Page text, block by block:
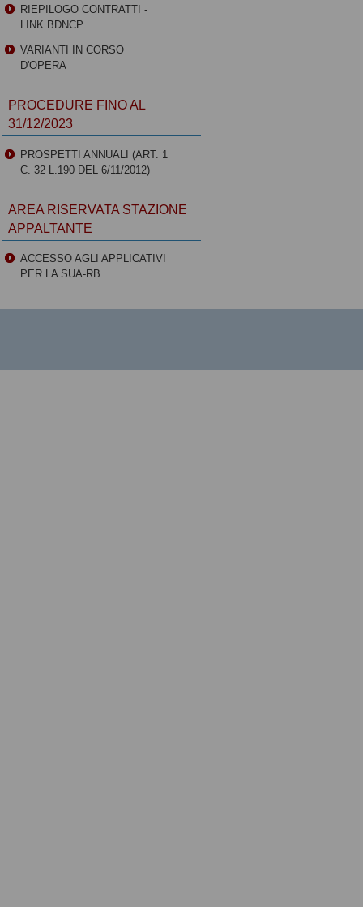
RIEPILOGO CONTRATTI -
LINK BDNCP
VARIANTI IN CORSO
D'OPERA
PROCEDURE FINO AL
31/12/2023
PROSPETTI ANNUALI (ART. 1
C. 32 L.190 DEL 6/11/2012)
AREA RISERVATA STAZIONE
APPALTANTE
ACCESSO AGLI APPLICATIVI
PER LA SUA-RB